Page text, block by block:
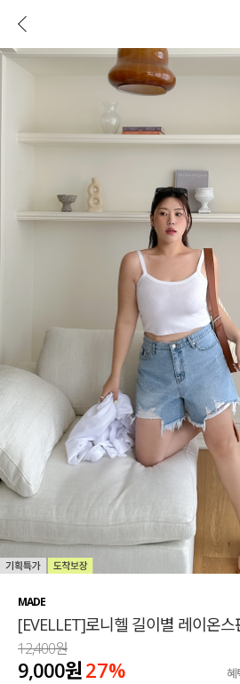
로그인
CATEGORY
MADE
세트할인 ~30%
하객룩
티셔츠
팬츠
익스
아우터
티셔
니트
블라
원
팬츠
스커
언더
ACC
MADE
[EVELLET]로니헬 길이별 레이온스
12,400원
9,000원 27% 혜